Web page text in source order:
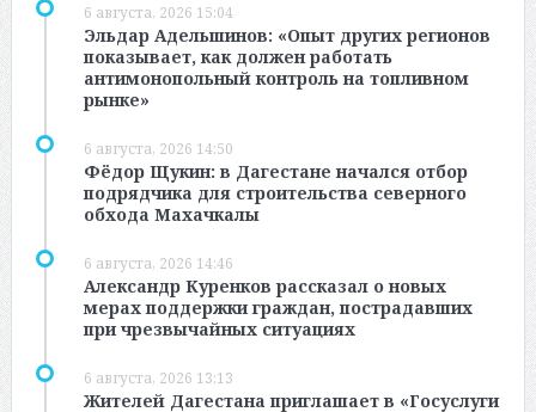
6 августа, 2026 15:04
Эльдар Адельшинов: «Опыт других регионов
показывает, как должен работать
антимонопольный контроль на топливном
рынке»
6 августа, 2026 14:50
Фёдор Щукин: в Дагестане начался отбор
подрядчика для строительства северного
обхода Махачкалы
6 августа, 2026 14:46
Александр Куренков рассказал о новых
мерах поддержки граждан, пострадавших
при чрезвычайных ситуациях
6 августа, 2026 13:13
Жителей Дагестана приглашает в «Госуслуги